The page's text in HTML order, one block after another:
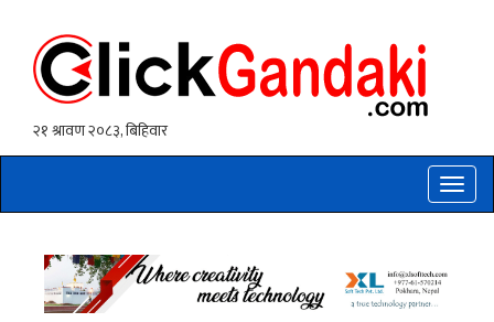
Toggle